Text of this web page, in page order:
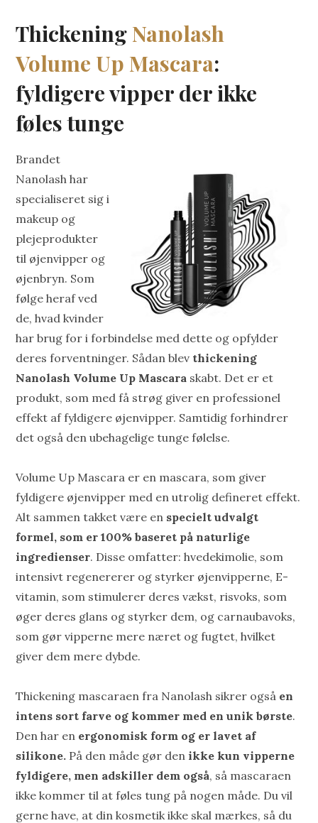
Thickening Nanolash
Volume Up Mascara:
fyldigere vipper der ikke
føles tunge
Brandet
Nanolash har
specialiseret sig i
makeup og
plejeprodukter
til øjenvipper og
øjenbryn. Som
følge heraf ved
de, hvad kvinder
har brug for i forbindelse med dette og opfylder
deres forventninger. Sådan blev thickening
Nanolash Volume Up Mascara skabt. Det er et
produkt, som med få strøg giver en professionel
effekt af fyldigere øjenvipper. Samtidig forhindrer
det også den ubehagelige tunge følelse.
Volume Up Mascara er en mascara, som giver
fyldigere øjenvipper med en utrolig defineret effekt.
Alt sammen takket være en specielt udvalgt
formel, som er 100% baseret på naturlige
ingredienser. Disse omfatter: hvedekimolie, som
intensivt regenererer og styrker øjenvipperne, E-
vitamin, som stimulerer deres vækst, risvoks, som
øger deres glans og styrker dem, og carnaubavoks,
som gør vipperne mere næret og fugtet, hvilket
giver dem mere dybde.
Thickening mascaraen fra Nanolash sikrer også en
intens sort farve og kommer med en unik børste.
Den har en ergonomisk form og er lavet af
silikone. På den måde gør den ikke kun vipperne
fyldigere, men adskiller dem også, så mascaraen
ikke kommer til at føles tung på nogen måde. Du vil
gerne have, at din kosmetik ikke skal mærkes, så du